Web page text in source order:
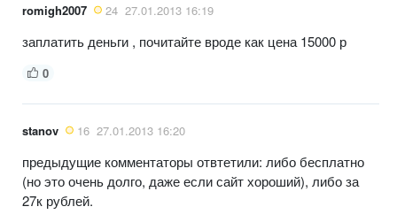
romigh2007 24 27.01.2013 16:19
заплатить деньги , почитайте вроде как цена 15000 р
0
stanov 16 27.01.2013 16:20
предыдущие комментаторы отвтетили: либо бесплатно
(но это очень долго, даже если сайт хороший), либо за
27к рублей.